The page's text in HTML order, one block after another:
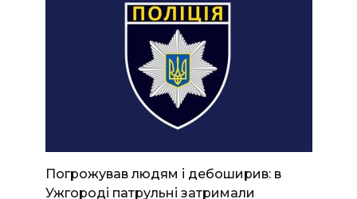
Погрожував людям і дебоширив: в
Ужгороді патрульні затримали